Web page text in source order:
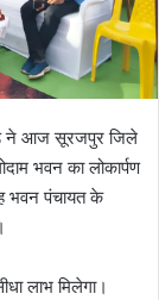
ने आज सूरजपुर जिले
भवन का लोकार्पण
भवन पंचायत के
लाभ मिलेगा।